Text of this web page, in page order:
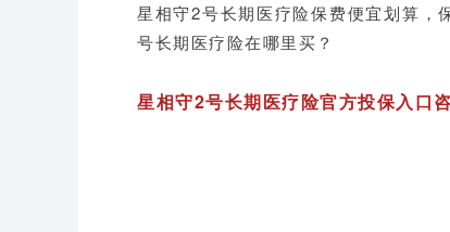
星相守2号长期医疗险保费便宜划算，
号长期医疗险在哪里买？
星相守2号长期医疗险官方投保入口